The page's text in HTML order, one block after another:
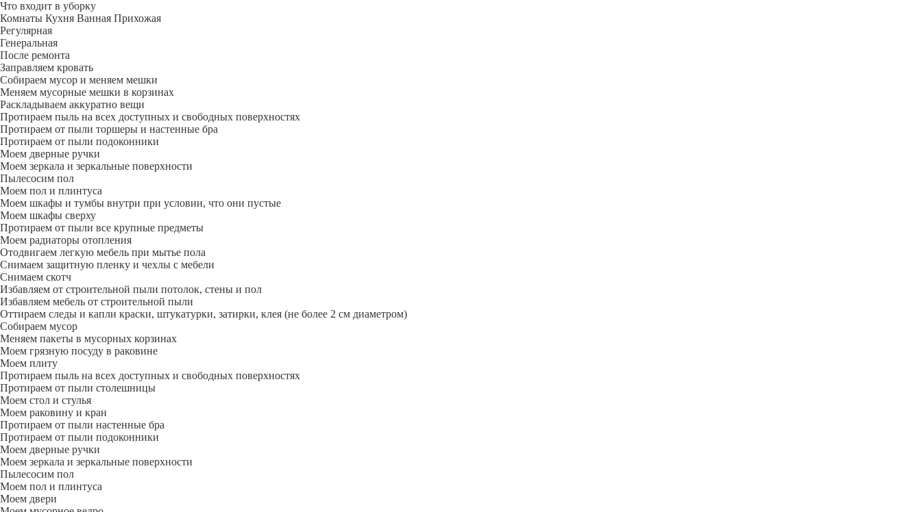
Что входит в уборку
Регу­лярная
Гене­ральная
После ремонта
Заправляем кровать
Собираем мусор и меняем мешки
Меняем мусорные мешки в корзинах
Раскладываем аккуратно вещи
Протираем пыль на всех доступных и свободных поверхностях
Протираем от пыли торшеры и настенные бра
Протираем от пыли подоконники
Моем дверные ручки
Моем зеркала и зеркальные поверхности
Пылесосим пол
Моем пол и плинтуса
Моем шкафы и тумбы внутри при условии, что они пустые
Моем шкафы сверху
Протираем от пыли все крупные предметы
Моем радиаторы отопления
Отодвигаем легкую мебель при мытье пола
Снимаем защитную пленку и чехлы с мебели
Снимаем скотч
Избавляем от строительной пыли потолок, стены и пол
Избавляем мебель от строительной пыли
Оттираем следы и капли краски, штукатурки, затирки, клея (не более 2 см диаметром)
Собираем мусор
Меняем пакеты в мусорных корзинах
Моем грязную посуду в раковине
Моем плиту
Протираем пыль на всех доступных и свободных поверхностях
Протираем от пыли столешницы
Моем стол и стулья
Моем раковину и кран
Протираем от пыли настенные бра
Протираем от пыли подоконники
Моем дверные ручки
Моем зеркала и зеркальные поверхности
Пылесосим пол
Моем пол и плинтуса
Моем двери